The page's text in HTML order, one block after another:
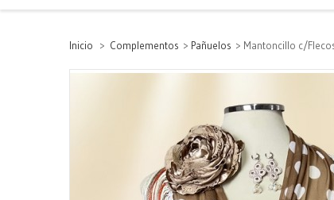
Inicio > Complementos > Pañuelos > Mantoncillo c/